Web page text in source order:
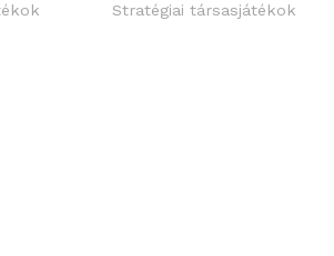
Stratégiai társasjátékok